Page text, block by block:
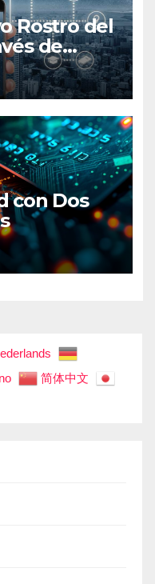
Rostro del
de
con Dos
简体中文